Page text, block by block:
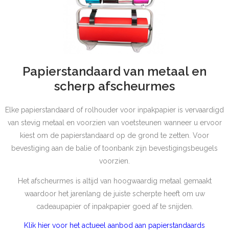
Papierstandaard van metaal en
scherp afscheurmes
Elke papierstandaard of rolhouder voor inpakpapier is vervaardigd
van stevig metaal en voorzien van voetsteunen wanneer u ervoor
kiest om de papierstandaard op de grond te zetten. Voor
bevestiging aan de balie of toonbank zijn bevestigingsbeugels
voorzien.
Het afscheurmes is altijd van hoogwaardig metaal gemaakt
waardoor het jarenlang de juiste scherpte heeft om uw
cadeaupapier of inpakpapier goed af te snijden.
Klik hier voor het actueel aanbod aan papierstandaards